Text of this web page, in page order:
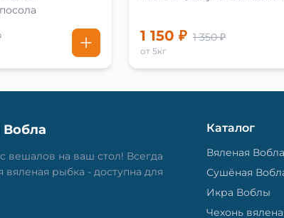
1 150 ₽ 1 350 ₽
от 5кг
Вобла
вешалов на ваш стол! Всегда
вяленая рыбка - доступна для
Каталог
Вяленая Вобла
Сушёная
Икра Воблы
Чехонь